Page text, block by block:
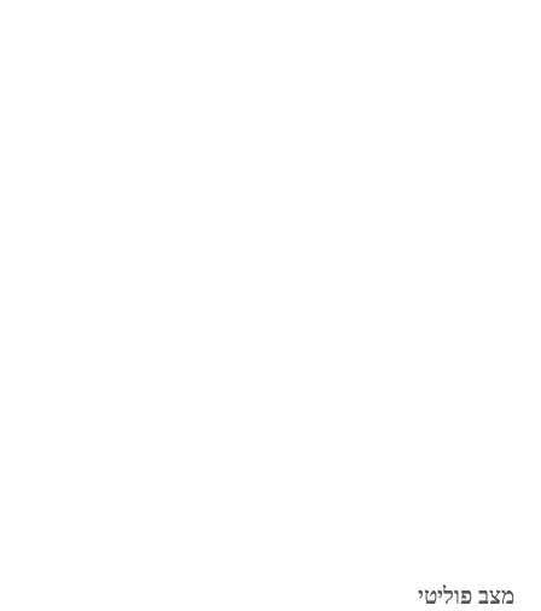
מצב פוליטי